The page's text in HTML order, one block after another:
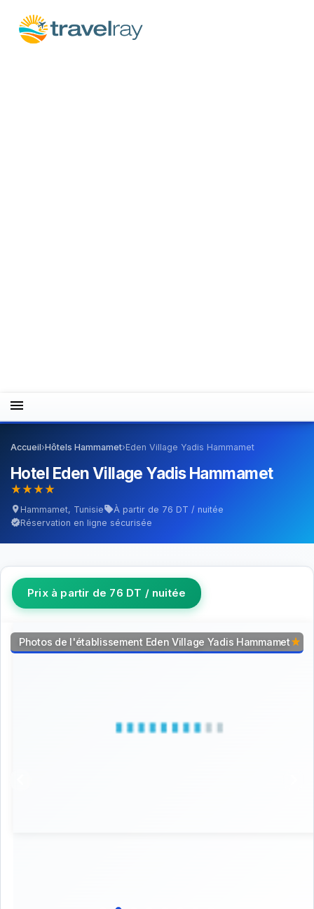
menu
Accueil›Hôtels Hammamet›Eden Village Yadis Hammamet
Hotel Eden Village Yadis Hammamet
star_ratestar_ratestar_ratestar_rate
location_on Hammamet, TunisiesellÀ partir de 76 DT / nuitée
verifiedRéservation en ligne sécurisée
Prix à partir de 76 DT / nuitée
Photos de l'établissement Eden Village Yadis Hammametstar_rate
star_rate
star_rate
star_rate